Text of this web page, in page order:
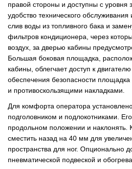
правой стороны и доступны с уровня
удобство технического
слив воды из топливного бака и
фильтров кондиционера, через
воздух, за дверью кабины
Большая боковая площадка,
кабины, облегчает доступ к
обеспечения безопасности
и противоскользящими накладками.
Для комфорта оператора
подголовником и подлокотниками.
продольном положении и наклонять.
сместить назад на 40 мм для
пространства для ног. Опционально
пневматической подвеской и